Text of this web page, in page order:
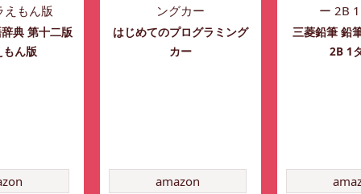
典 第十二版
ん版
はじめてのプログラミング
カー
amazon
三菱鉛筆 鉛
2B 1